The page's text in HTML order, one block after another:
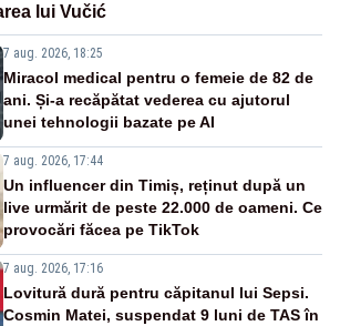
lui Vučić
7 aug. 2026, 18:25
Miracol medical pentru o femeie de 82 de
ani. Și-a recăpătat vederea cu ajutorul
unei tehnologii bazate pe AI
7 aug. 2026, 17:44
Un influencer din Timiș, reținut după un
live urmărit de peste 22.000 de oameni. Ce
provocări făcea pe TikTok
7 aug. 2026, 17:16
Lovitură dură pentru căpitanul lui Sepsi.
Cosmin Matei, suspendat 9 luni de TAS în